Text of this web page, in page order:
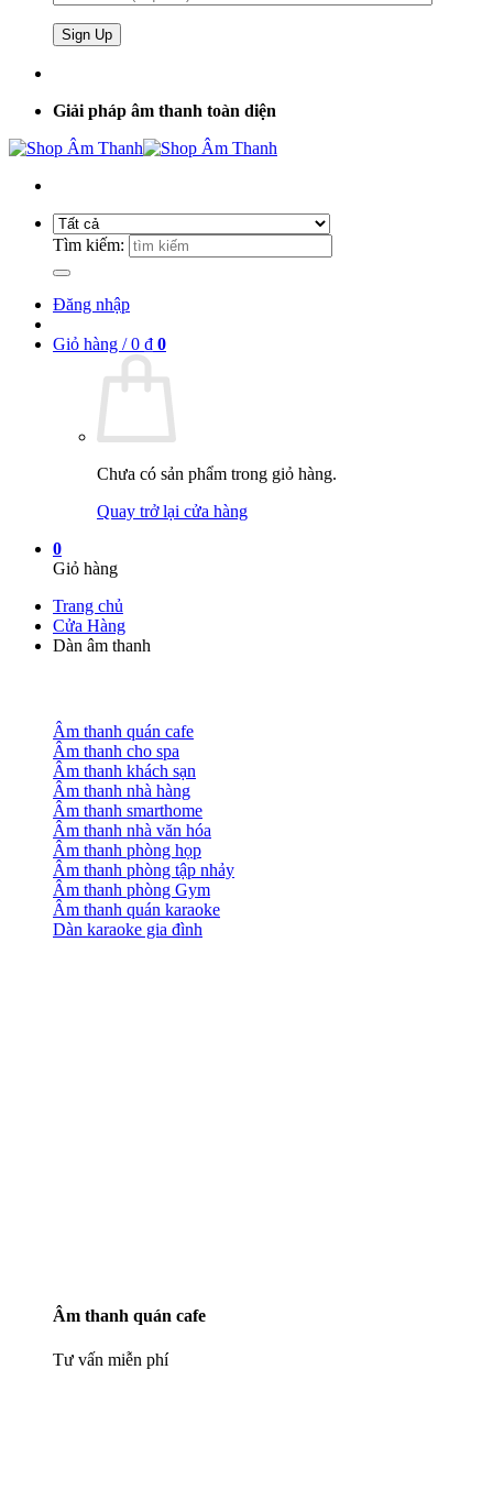
Giải pháp âm thanh toàn diện
Tìm kiếm:
Đăng nhập
Giỏ hàng /0 ₫ 0
Chưa có sản phẩm trong giỏ hàng.
Quay trở lại cửa hàng
0
Giỏ hàng
Trang chủ
Cửa Hàng
Dàn âm thanh
Âm thanh quán cafe
Âm thanh cho spa
Âm thanh khách sạn
Âm thanh nhà hàng
Âm thanh smarthome
Âm thanh nhà văn hóa
Âm thanh phòng họp
Âm thanh phòng tập nhảy
Âm thanh phòng Gym
Âm thanh quán karaoke
Dàn karaoke gia đình
Âm thanh quán cafe
Tư vấn miễn phí